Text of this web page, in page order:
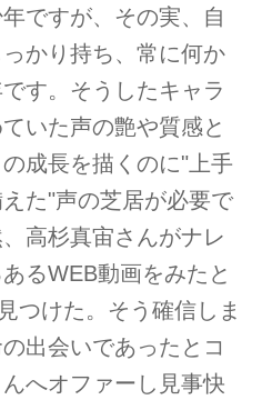
ですが、その実、自
かり持ち、常に何か
す。そうしたキャラ
いた声の艶や質感と
成長を描くのに"上手
た"声の芝居が必要で
高杉真宙さんがナレ
るWEB動画をみたと
つけた。そう確信しま
出会いであったとコ
へオファーし見事快